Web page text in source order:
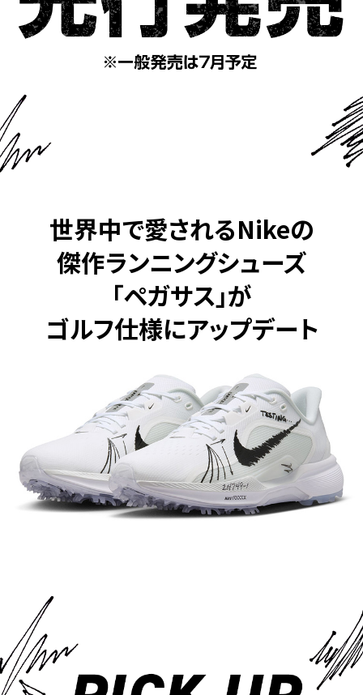
世界中で愛されるNikeの
傑作ランニングシューズ
「ペガサス」が
ゴルフ仕様にアップデート